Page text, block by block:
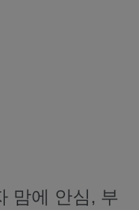
맘에 안심, 부